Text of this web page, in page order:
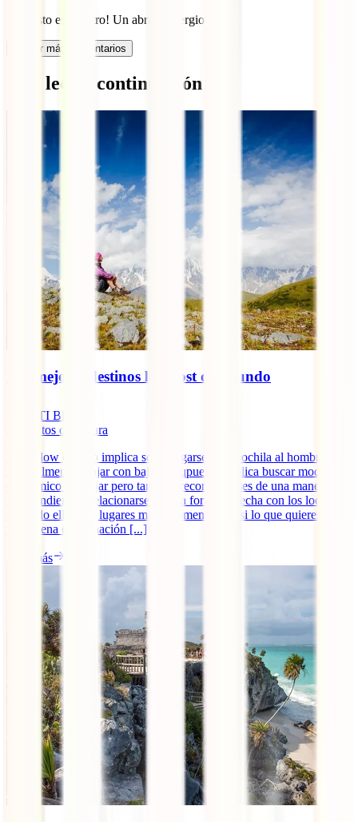
¡El gusto es nuestro! Un abrazo, Sergio
Cargar más comentarios
Qué leer a continuación
Los mejores destinos low cost del mundo
IATI Blog
minutos de lectura
Viajar low cost no implica solo cargarse una mochila al hombro.
Normalmente, viajar con bajo presupuesto implica buscar modo más
económico de viajar pero también recorrer países de una manera
independiente y relacionarse de una forma estrecha con los locales.
Por todo ello, hay lugares más recomendables si lo que quieres es
una buena combinación [...]
Leer más